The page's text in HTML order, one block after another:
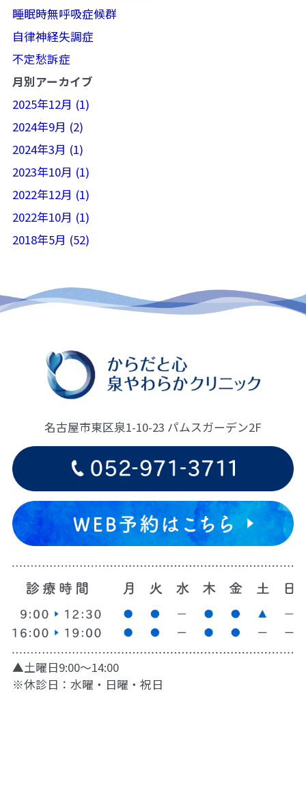
睡眠時無呼吸症候群
自律神経失調症
不定愁訴症
月別アーカイブ
2025年12月 (1)
2024年9月 (2)
2024年3月 (1)
2023年10月 (1)
2022年12月 (1)
2022年10月 (1)
2018年5月 (52)
名古屋市東区泉1-10-23 パムスガーデン2F
▲土曜日9:00〜14:00
※休診日：水曜・日曜・祝日